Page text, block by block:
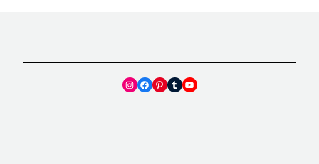
Instagram
Facebook
Pinterest
TumblrYouTube